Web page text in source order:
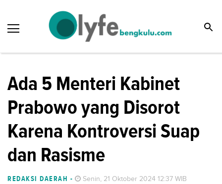
Ada 5 Menteri Kabinet
Prabowo yang Disorot
Karena Kontroversi Suap
dan Rasisme
REDAKSI DAERAH - Senin, 21 Oktober 2024 12:37 WIB